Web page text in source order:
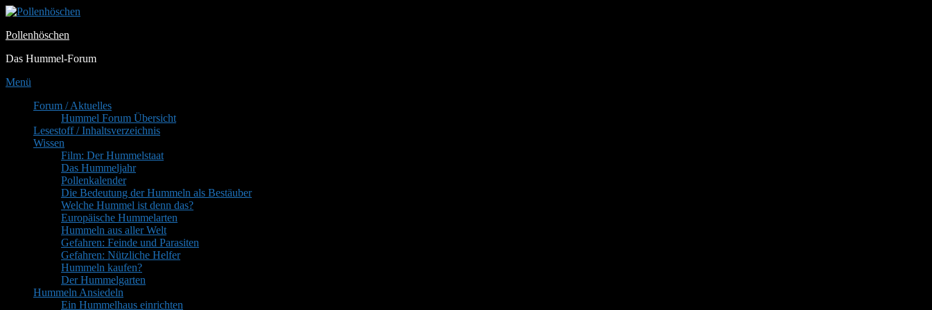
Zum
springen
Pollenhöschen
Das Hummel-Forum
Menü
PrimäresForum / Aktuelles
Hummel Forum Übersicht
Lesestoff / Inhaltsverzeichnis
Wissen
Film: Der Hummelstaat
Das Hummeljahr
Pollenkalender
Die Bedeutung der Hummeln als Bestäuber
Welche Hummel ist denn das?
Europäische Hummelarten
Hummeln aus aller Welt
Gefahren: Feinde und Parasiten
Gefahren: Nützliche Helfer
Hummeln kaufen?
Der Hummelgarten
Hummeln Ansiedeln
Ein Hummelhaus einrichten